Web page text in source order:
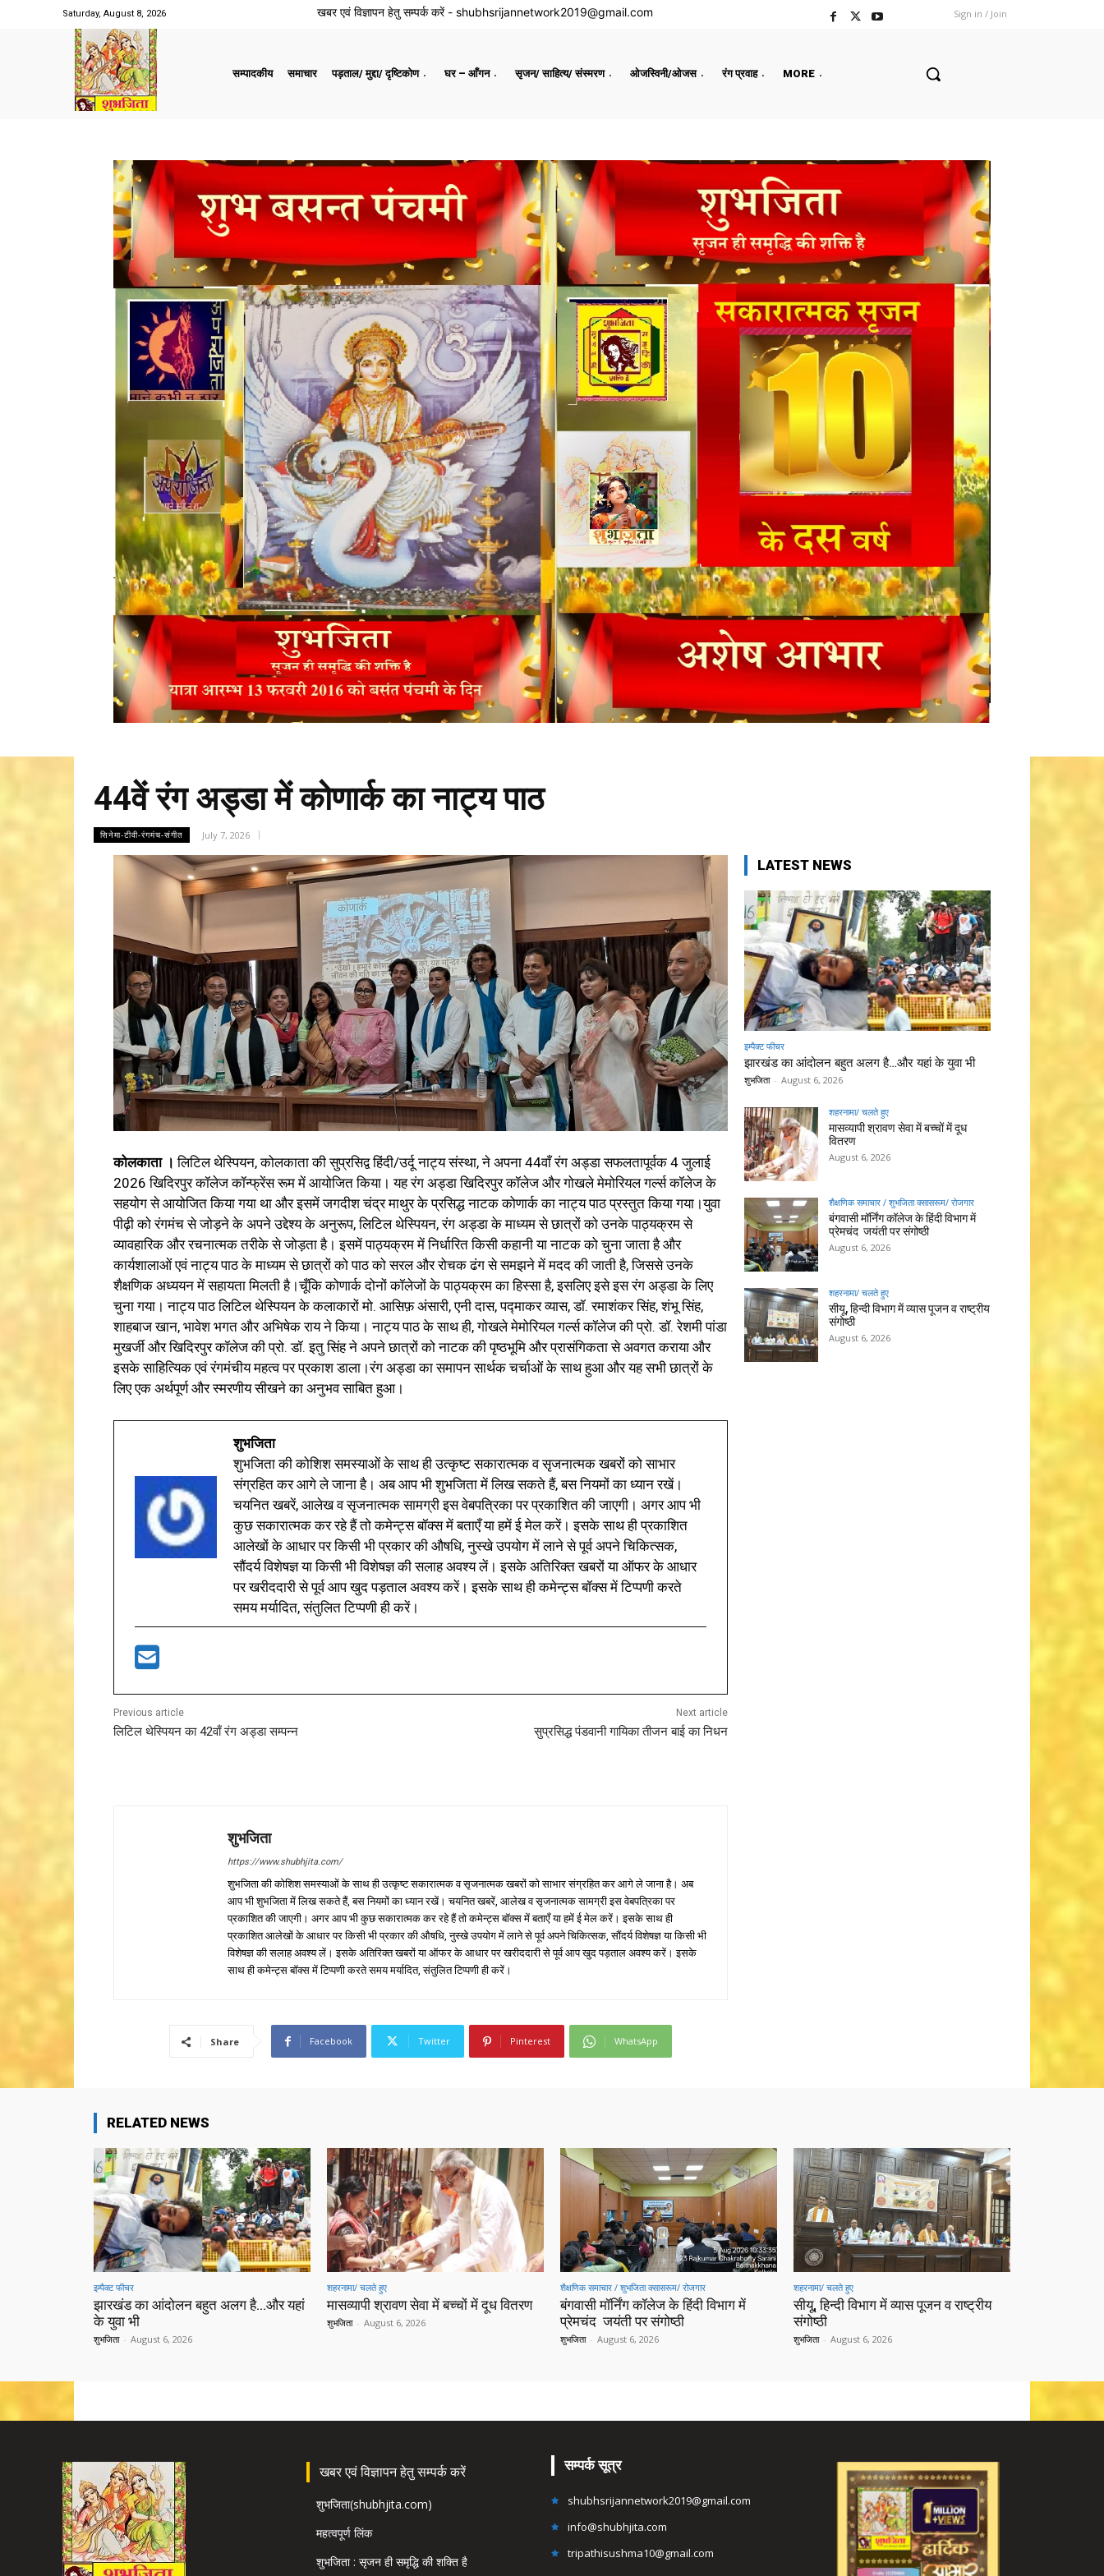
Saturday, August 8, 2026 खबर एवं विज्ञापन हेतु सम्पर्क करें - shubhsrijannetwork2019@gmail.com Sign in / Join
सम्पादकीय समाचार पड़ताल/ मुद्दा/ दृष्टिकोण घर – आँगन सृजन/ साहित्य/ संस्मरण ओजस्विनी/ओजस रंग प्रवाह MORE
44वें रंग अड्डा में कोणार्क का नाट्य पाठ
सिनेमा-टीवी-रंगमंच-संगीत July 7, 2026
कोलकाता । लिटिल थेस्पियन, कोलकाता की सुप्रसिद्व हिंदी/उर्दू नाट्य संस्था, ने अपना 44वाँ रंग अड्डा सफलतापूर्वक 4 जुलाई
2026 खिदिरपुर कॉलेज कॉन्फ्रेंस रूम में आयोजित किया। यह रंग अड्डा खिदिरपुर कॉलेज और गोखले मेमोरियल गर्ल्स कॉलेज के
सहयोग से आयोजित किया गया था और इसमें जगदीश चंद्र माथुर के प्रसिद्ध नाटक कोणार्क का नाट्य पाठ प्रस्तुत किया गया।युवा
पीढ़ी को रंगमंच से जोड़ने के अपने उद्देश्य के अनुरूप, लिटिल थेस्पियन, रंग अड्डा के माध्यम से छात्रों को उनके पाठ्यक्रम से
व्यावहारिक और रचनात्मक तरीके से जोड़ता है। इसमें पाठ्यक्रम में निर्धारित किसी कहानी या नाटक को चुना जाता है और
कार्यशालाओं एवं नाट्य पाठ के माध्यम से छात्रों को पाठ को सरल और रोचक ढंग से समझने में मदद की जाती है, जिससे उनके
शैक्षणिक अध्ययन में सहायता मिलती है।चूँकि कोणार्क दोनों कॉलेजों के पाठ्यक्रम का हिस्सा है, इसलिए इसे इस रंग अड्डा के लिए
चुना गया। नाट्य पाठ लिटिल थेस्पियन के कलाकारों मो. आसिफ़ अंसारी, एनी दास, पद्माकर व्यास, डॉ. रमाशंकर सिंह, शंभू सिंह,
शाहबाज खान, भावेश भगत और अभिषेक राय ने किया। नाट्य पाठ के साथ ही, गोखले मेमोरियल गर्ल्स कॉलेज की प्रो. डॉ. रेशमी पांडा
मुखर्जी और खिदिरपुर कॉलेज की प्रो. डॉ. इतु सिंह ने अपने छात्रों को नाटक की पृष्ठभूमि और प्रासंगिकता से अवगत कराया और
इसके साहित्यिक एवं रंगमंचीय महत्व पर प्रकाश डाला।रंग अड्डा का समापन सार्थक चर्चाओं के साथ हुआ और यह सभी छात्रों के
लिए एक अर्थपूर्ण और स्मरणीय सीखने का अनुभव साबित हुआ।
शुभजिता
शुभजिता की कोशिश समस्याओं के साथ ही उत्कृष्ट सकारात्मक व सृजनात्मक खबरों को साभार
संग्रहित कर आगे ले जाना है। अब आप भी शुभजिता में लिख सकते हैं, बस नियमों का ध्यान रखें।
चयनित खबरें, आलेख व सृजनात्मक सामग्री इस वेबपत्रिका पर प्रकाशित की जाएगी। अगर आप भी
कुछ सकारात्मक कर रहे हैं तो कमेन्ट्स बॉक्स में बताएँ या हमें ई मेल करें। इसके साथ ही प्रकाशित
आलेखों के आधार पर किसी भी प्रकार की औषधि, नुस्खे उपयोग में लाने से पूर्व अपने चिकित्सक,
सौंदर्य विशेषज्ञ या किसी भी विशेषज्ञ की सलाह अवश्य लें। इसके अतिरिक्त खबरों या ऑफर के आधार
पर खरीददारी से पूर्व आप खुद पड़ताल अवश्य करें। इसके साथ ही कमेन्ट्स बॉक्स में टिप्पणी करते
समय मर्यादित, संतुलित टिप्पणी ही करें।
Previous article
लिटिल थेस्पियन का 42वाँ रंग अड्डा सम्पन्न
Next article
सुप्रसिद्ध पंडवानी गायिका तीजन बाई का निधन
शुभजिता
https://www.shubhjita.com/
शुभजिता की कोशिश समस्याओं के साथ ही उत्कृष्ट सकारात्मक व सृजनात्मक खबरों को साभार संग्रहित कर आगे ले जाना है। अब
आप भी शुभजिता में लिख सकते हैं, बस नियमों का ध्यान रखें। चयनित खबरें, आलेख व सृजनात्मक सामग्री इस वेबपत्रिका पर
प्रकाशित की जाएगी। अगर आप भी कुछ सकारात्मक कर रहे हैं तो कमेन्ट्स बॉक्स में बताएँ या हमें ई मेल करें। इसके साथ ही
प्रकाशित आलेखों के आधार पर किसी भी प्रकार की औषधि, नुस्खे उपयोग में लाने से पूर्व अपने चिकित्सक, सौंदर्य विशेषज्ञ या किसी भी
विशेषज्ञ की सलाह अवश्य लें। इसके अतिरिक्त खबरों या ऑफर के आधार पर खरीददारी से पूर्व आप खुद पड़ताल अवश्य करें। इसके
साथ ही कमेन्ट्स बॉक्स में टिप्पणी करते समय मर्यादित, संतुलित टिप्पणी ही करें।
Share Facebook Twitter Pinterest WhatsApp
LATEST NEWS
इम्पैक्ट फीचर
झारखंड का आंदोलन बहुत अलग है…और यहां के युवा भी
शुभजिता - August 6, 2026
शहरनामा/ चलते हुए
मासव्यापी श्रावण सेवा में बच्चों में दूध
वितरण
August 6, 2026
शैक्षणिक समाचार / शुभजिता क्सासरूम/ रोजगार
बंगवासी मॉर्निंग कॉलेज के हिंदी विभाग में
प्रेमचंद जयंती पर संगोष्ठी
August 6, 2026
शहरनामा/ चलते हुए
सीयू, हिन्दी विभाग में व्यास पूजन व राष्ट्रीय
संगोष्ठी
August 6, 2026
RELATED NEWS
इम्पैक्ट फीचर
झारखंड का आंदोलन बहुत अलग है…और यहां
के युवा भी
शुभजिता - August 6, 2026
शहरनामा/ चलते हुए
मासव्यापी श्रावण सेवा में बच्चों में दूध वितरण
शुभजिता - August 6, 2026
शैक्षणिक समाचार / शुभजिता क्सासरूम/ रोजगार
बंगवासी मॉर्निंग कॉलेज के हिंदी विभाग में
प्रेमचंद जयंती पर संगोष्ठी
शुभजिता - August 6, 2026
शहरनामा/ चलते हुए
सीयू, हिन्दी विभाग में व्यास पूजन व राष्ट्रीय
संगोष्ठी
शुभजिता - August 6, 2026
खबर एवं विज्ञापन हेतु सम्पर्क करें
शुभजिता(shubhjita.com)
महत्वपूर्ण लिंक
शुभजिता : सृजन ही समृद्धि की शक्ति है
सम्पर्क सूत्र
shubhsrijannetwork2019@gmail.com
info@shubhjita.com
tripathisushma10@gmail.com